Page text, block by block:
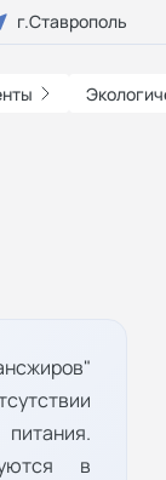
г.Ставрополь
в